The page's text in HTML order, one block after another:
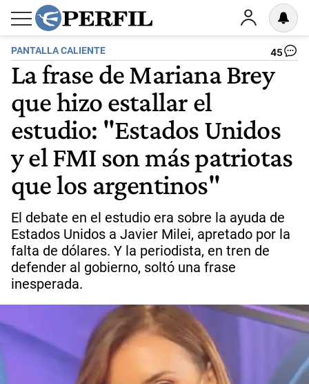
PANTALLA CALIENTE 45
La frase de Mariana Brey
que hizo estallar el
estudio: "Estados Unidos
y el FMI son más patriotas
que los argentinos"
El debate en el estudio era sobre la ayuda de
Estados Unidos a Javier Milei, apretado por la
falta de dólares. Y la periodista, en tren de
defender al gobierno, soltó una frase
inesperada.